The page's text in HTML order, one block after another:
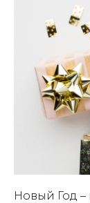
Новый Год –